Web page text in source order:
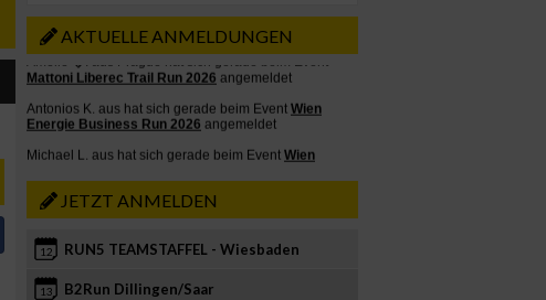
AKTUELLE ANMELDUNGEN
JETZT ANMELDEN
12 RUN5 TEAMSTAFFEL - Wiesbaden
13 B2Run Dillingen/Saar